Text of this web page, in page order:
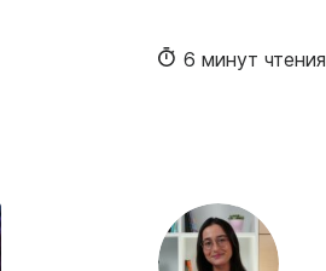
6 минут чтения